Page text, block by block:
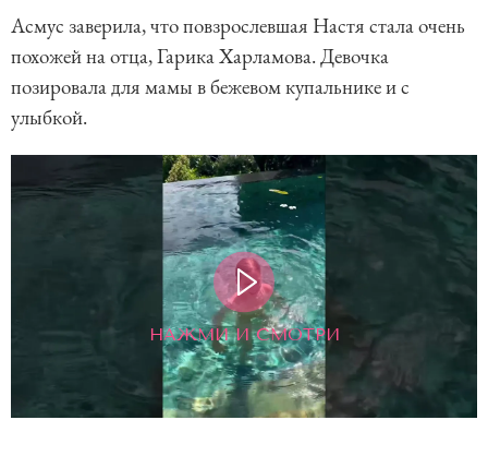
Асмус заверила, что повзрослевшая Настя стала очень
похожей на отца, Гарика Харламова. Девочка
позировала для мамы в бежевом купальнике и с
улыбкой.
НАЖМИ И СМОТРИ